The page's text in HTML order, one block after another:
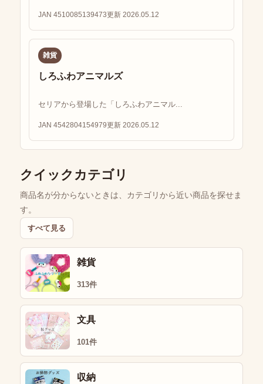
JAN 4510085139473更新 2026.05.12
雑貨
しろふわアニマルズ
セリアから登場した「しろふわアニマル...
JAN 4542804154979更新 2026.05.12
クイックカテゴリ
商品名が分からないときは、カテゴリから近い商品を探せま
す。
すべて見る
雑貨
313件
文具
101件
収納